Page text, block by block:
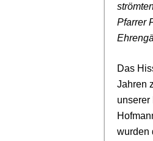
Pfarrer
Das
Jahren
unserer
wurden